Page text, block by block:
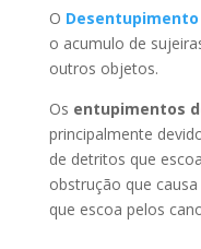
O Desentupimento
o acumulo de
outros objetos.
Os entupimentos
principalmente
de detritos que
obstrução que
que escoa pelos